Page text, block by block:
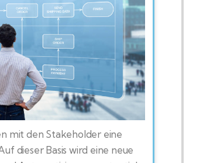
mit den Stakeholder eine
dieser Basis wird eine neue